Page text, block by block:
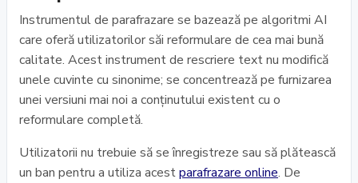
Instrumentul de parafrazare se bazează pe algoritmi AI
care oferă utilizatorilor săi reformulare de cea mai bună
calitate. Acest instrument de rescriere text nu modifică
unele cuvinte cu sinonime; se concentrează pe furnizarea
unei versiuni mai noi a conținutului existent cu o
reformulare completă.
Utilizatorii nu trebuie să se înregistreze sau să plătească
un ban pentru a utiliza acestparafrazare online. De